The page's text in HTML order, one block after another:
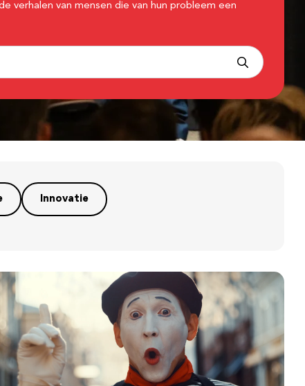
verhalen van mensen die van hun probleem een
Innovatie